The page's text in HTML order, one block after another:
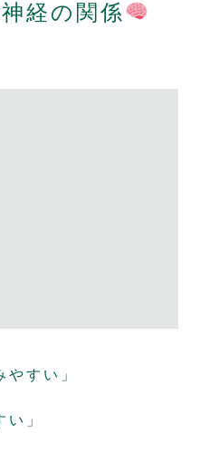
経の関係
やすい」
い」